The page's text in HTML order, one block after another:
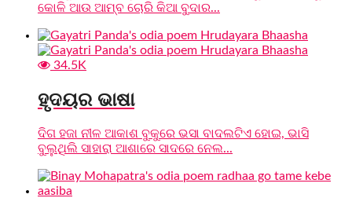
କୋଳି ଆଉ ଆମ୍ବ ଚୋରି କିଆ ବୁଦାର...
34.5K
ହୃଦୟର ଭାଷା
ଦିଗ ହଜା ନୀଳ ଆକାଶ ବୁକୁରେ ଭସା ବାଦଲଟିଏ ହୋଇ, ଭାସି
ବୁଲୁଥିଲି ସାହାରା ଆଶାରେ ସାଦରେ ନେଲ...